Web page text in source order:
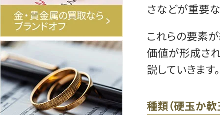
さなどが重要
これらの要素
価値が形成さ
説していきます。
種類（硬玉か軟